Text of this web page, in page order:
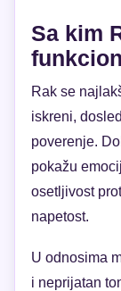
Sa kim
Rak se
iskreni,
poverenje.
pokažu
osetljivost
napetost.
U odnosima
i neprijatan